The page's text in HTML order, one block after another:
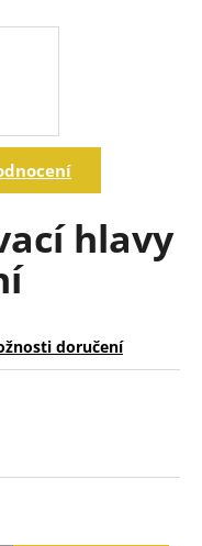
hlavy
doručení